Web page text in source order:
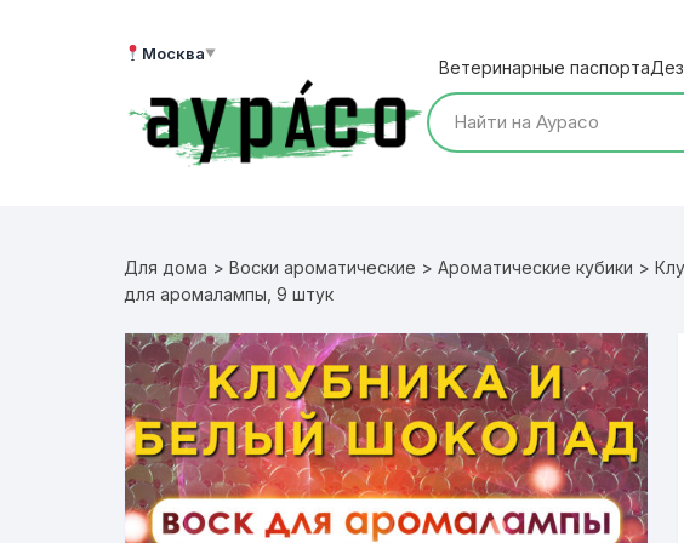
Москва▼
Ветеринарные паспорта
Для дома > Воски ароматические > Ароматические кубики >
для аромалампы, 9 штук